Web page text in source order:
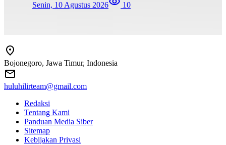
Senin, 10 Agustus 2026
10
Bojonegoro, Jawa Timur, Indonesia
huluhilirteam@gmail.com
Redaksi
Tentang Kami
Panduan Media Siber
Sitemap
Kebijakan Privasi